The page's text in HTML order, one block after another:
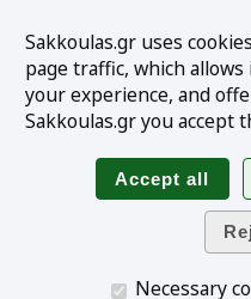
Tools
Online interest calculation
Sakkoulas.gr uses
page traffic, which
your experience, and
Sakkoulas.gr you accept
Necessary